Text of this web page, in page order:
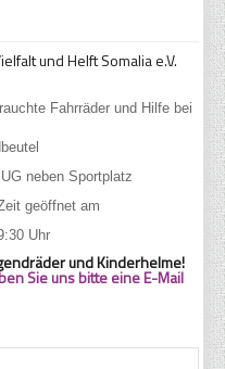
und Helft Somalia e.V.
Fahrräder und Hilfe bei
neben Sportplatz
geöffnet am
Uhr
und Kinderhelme!
Sie uns bitte eine E-Mail